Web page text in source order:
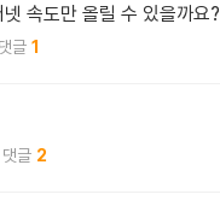
속도만 올릴 수 있을까요?
1
2